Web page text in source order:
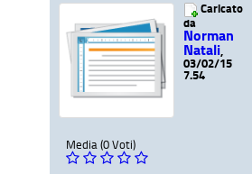
Caricato
da
Norman
Natali
03/02/15
7.54
Media (0 Voti)